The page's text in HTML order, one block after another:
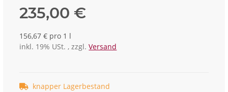
235,00 €
156,67 € pro 1 l
inkl. 19% USt. , zzgl.Versand
knapper Lagerbestand